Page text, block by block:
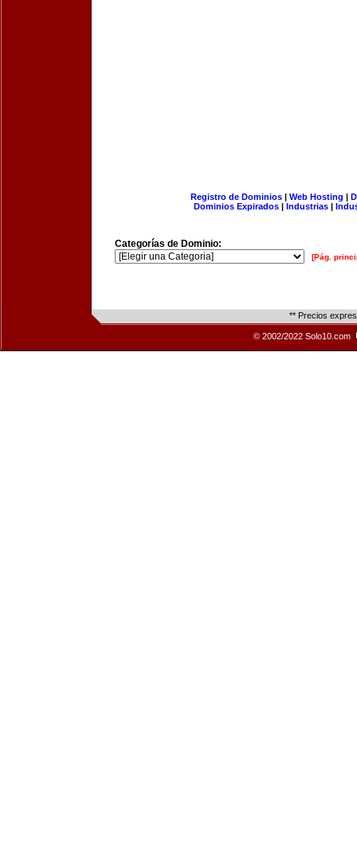
Registro de Dominios| Web Hosting |
Dominios Expirados | Industrias |
Categorías de Dominio:
[Pág.
** Precios
© 2002/2022 Solo10.com